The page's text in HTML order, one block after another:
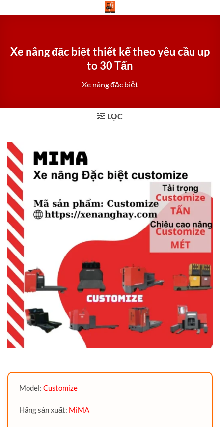
qua
Xe nâng đặc biệt thiết kế theo yêu cầu up
to 30 Tấn
Xe nâng đặc biệt
LỌC
Model: Customize
Hãng sản xuất: MiMA